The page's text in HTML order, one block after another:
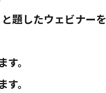
題したウェビナーを
。
。